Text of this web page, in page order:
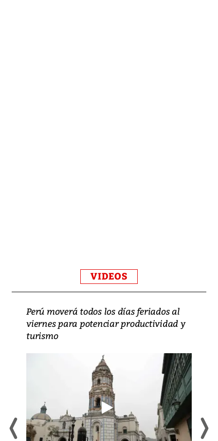
VIDEOS
Perú moverá todos los días feriados al
viernes para potenciar productividad y
turismo